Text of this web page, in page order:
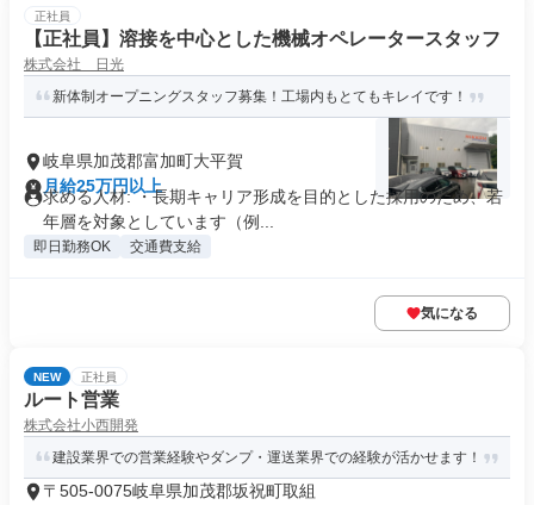
正社員
【正社員】溶接を中心とした機械オペレータースタッフ
株式会社 日光
新体制オープニングスタッフ募集！工場内もとてもキレイです！
岐阜県加茂郡富加町大平賀
月給25万円以上
求める人材: ・長期キャリア形成を目的とした採用のため、若
年層を対象としています（例...
即日勤務OK 交通費支給
気になる
NEW 正社員
ルート営業
株式会社小西開発
建設業界での営業経験やダンプ・運送業界での経験が活かせます！
〒505-0075岐阜県加茂郡坂祝町取組